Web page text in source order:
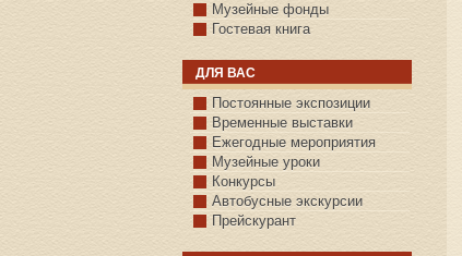
Музейные фонды
Гостевая книга
ДЛЯ ВАС
Постоянные экспозиции
Временные выставки
Ежегодные мероприятия
Музейные уроки
Конкурсы
Автобусные экскурсии
Прейскурант